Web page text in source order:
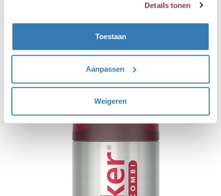
Details tonen
Toestaan
Aanpassen
Weigeren
echter leegraken, de benodigde